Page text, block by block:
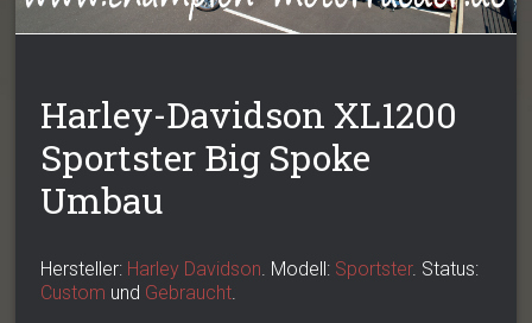
Harley-Davidson XL1200
Sportster Big Spoke
Umbau
Hersteller: Harley Davidson. Modell: Sportster. Status:
Custom und Gebraucht.